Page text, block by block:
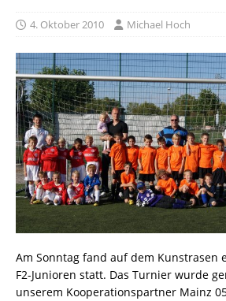
4. Oktober 2010 Michael Hoch
Am Sonntag fand auf dem Kunstrasen
F2-Junioren statt. Das Turnier wurde
unserem Kooperationspartner Mainz